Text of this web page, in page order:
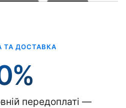
ТА ДОСТАВКА
передоплаті —